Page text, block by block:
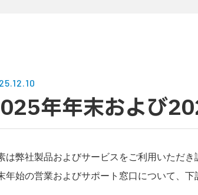
年年末および
は弊社製品およびサービスをご利用いただき
年始の営業およびサポート窓口について、下